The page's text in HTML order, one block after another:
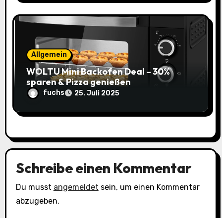
Allgemein
WOLTU Mini Backofen Deal – 30%
sparen & Pizza genießen
fuchs 25. Juli 2025
Schreibe einen Kommentar
Du musst angemeldet sein, um einen Kommentar
abzugeben.